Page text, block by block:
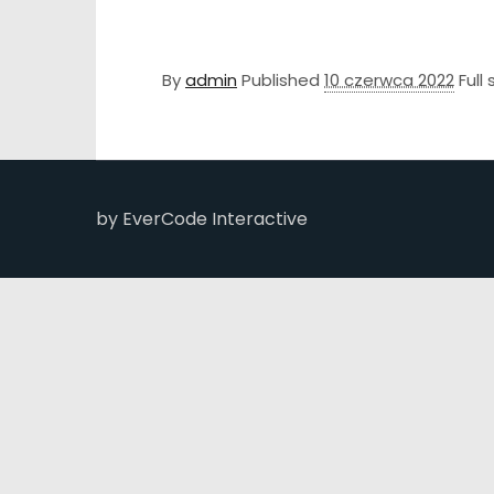
Byadmin Published 10 czerwca 2022Full
by EverCode Interactive